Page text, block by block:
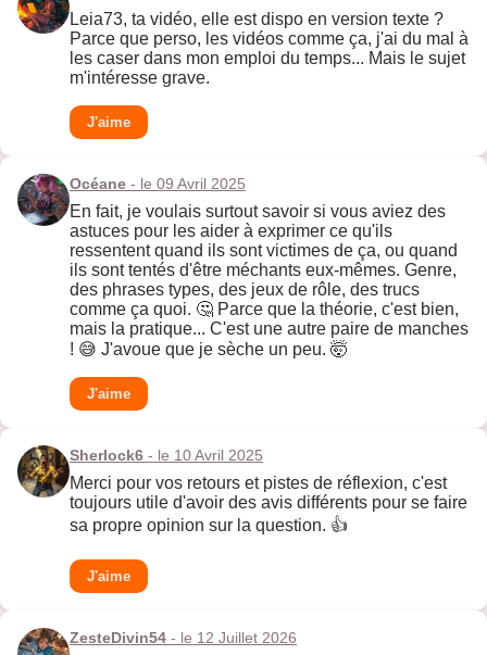
Leia73, ta vidéo, elle est dispo en version texte ?
Parce que perso, les vidéos comme ça, j'ai du mal à
les caser dans mon emploi du temps... Mais le sujet
m'intéresse grave.
J'aime
Océane - le 09 Avril 2025
En fait, je voulais surtout savoir si vous aviez des
astuces pour les aider à exprimer ce qu'ils
ressentent quand ils sont victimes de ça, ou quand
ils sont tentés d'être méchants eux-mêmes. Genre,
des phrases types, des jeux de rôle, des trucs
comme ça quoi. 🤔 Parce que la théorie, c'est bien,
mais la pratique... C'est une autre paire de manches
! 😅 J'avoue que je sèche un peu. 🤯
J'aime
Sherlock6 - le 10 Avril 2025
Merci pour vos retours et pistes de réflexion, c'est
toujours utile d'avoir des avis différents pour se faire
sa propre opinion sur la question. 👍
J'aime
ZesteDivin54 - le 12 Juillet 2026